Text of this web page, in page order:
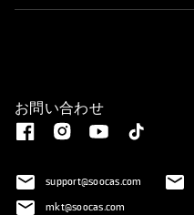
お問い合わせ
support@soocas.com
mkt@soocas.com